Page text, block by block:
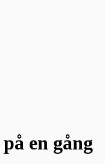
på en gång